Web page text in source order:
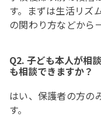
す。まずは生活リズ
の関わり方などから
Q2. 子ども本人が相
も相談できますか？
はい、保護者の方の
す。